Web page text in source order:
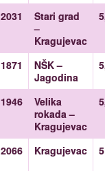
2031
Stari grad
–
Kragujevac
1871
NŠK –
Jagodina
1946
Velika
rokada –
Kragujevac
2066 Kragujevac 5